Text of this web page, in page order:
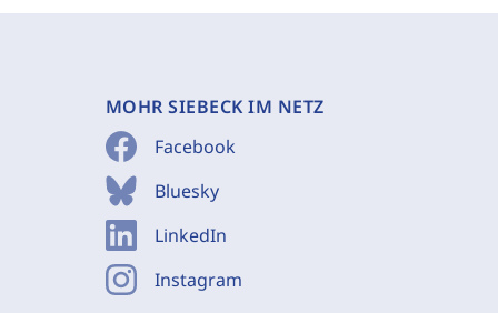
MOHR SIEBECK IM NETZ
Facebook
Bluesky
LinkedIn
Instagram